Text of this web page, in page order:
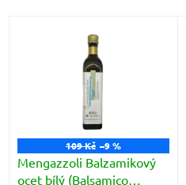
109 Kč –9 %
Mengazzoli Balzamikový
ocet bílý (Balsamico